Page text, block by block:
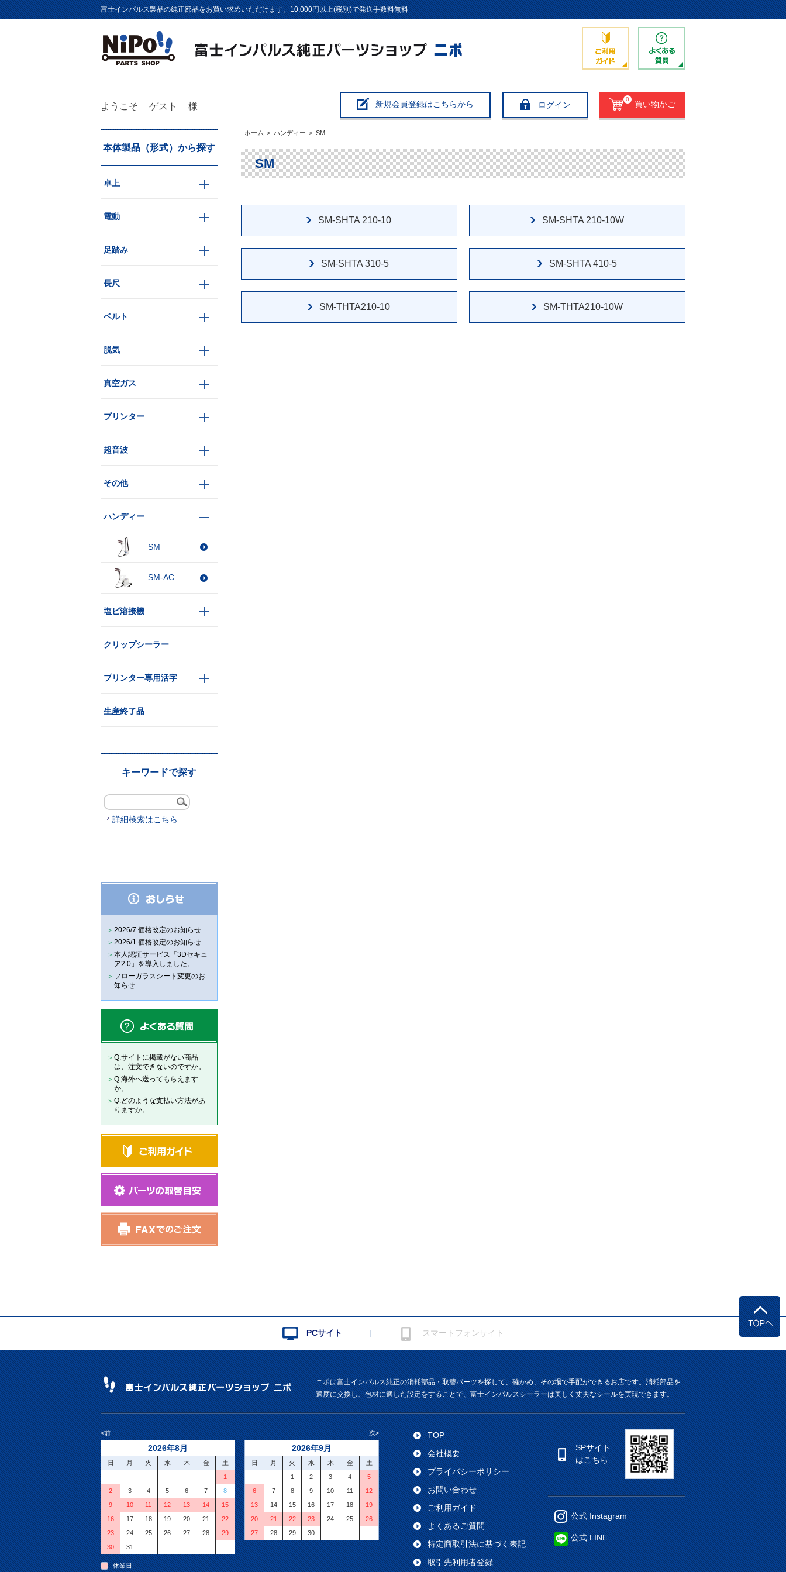
富士インパルス製品の純正部品をお買い求めいただけます。10,000円以上(税別)で発送手数料無料
ようこそ ゲスト 様 新規会員登録はこちらから ログイン
0
買い物かご
ホーム > ハンディー > SM
SM
SM-SHTA 210-10 SM-SHTA 210-10W
SM-SHTA 310-5 SM-SHTA 410-5
SM-THTA210-10 SM-THTA210-10W
本体製品（形式）から探す
卓上
電動
足踏み
長尺
ベルト
脱気
真空ガス
プリンター
超音波
その他
ハンディー
SM
SM-AC
塩ビ溶接機
クリップシーラー
プリンター専用活字
生産終了品
キーワードで探す
詳細検索はこちら
2026/7 価格改定のお知らせ
2026/1 価格改定のお知らせ
本人認証サービス「3Dセキュ
ア2.0」を導入しました。
フローガラスシート変更のお
知らせ
Q.サイトに掲載がない商品
は、注文できないのですか。
Q.海外へ送ってもらえます
か。
Q.どのような支払い方法があ
りますか。
PCサイト | スマートフォンサイト
ニポは富士インパルス純正の消耗部品・取替パーツを探して、確かめ、その場で手配ができるお店です。消耗部品を
適度に交換し、包材に適した設定をすることで、富士インパルスシーラーは美しく丈夫なシールを実現できます。
<前 次>
2026年8月
日 月 火 水 木 金
土
1
2
3 4 5 6 7
8
9
10 11 12 13 14
15
16
17 18 19 20 21
22
23
24 25 26 27 28
29
30
31
2026年9月
日 月 火 水 木 金
土
1
2 3 4
5
6
7 8 9 10 11
12
13
14 15 16 17 18
19
20
21 22 23 24 25
26
27
28 29 30
休業日
TOP
会社概要
プライバシーポリシー
お問い合わせ
ご利用ガイド
よくあるご質問
特定商取引法に基づく表記
取引先利用者登録
SPサイト
はこちら
公式 Instagram
公式 LINE